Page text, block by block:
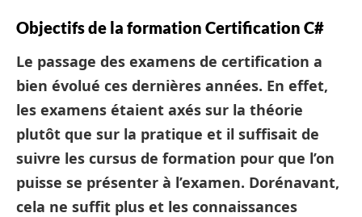
Objectifs de la formation Certification C#
Le passage des examens de certification a
bien évolué ces dernières années. En effet,
les examens étaient axés sur la théorie
plutôt que sur la pratique et il suffisait de
suivre les cursus de formation pour que l’on
puisse se présenter à l’examen. Dorénavant,
cela ne suffit plus et les connaissances